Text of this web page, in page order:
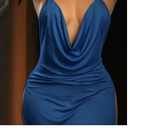
trećine šalice plus
praška za pecivo.